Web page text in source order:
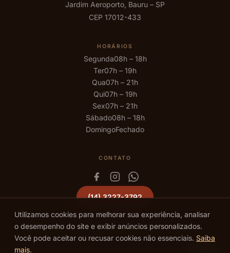
Jardim Aeroporto, Bauru – SP
CEP 17012-433
HORÁRIOS
Segunda08h – 18h
Ter07h – 19h
Qua07h – 21h
Qui07h – 19h
Sex07h – 21h
Sábado08h – 18h
DomingoFechado
CONTATO
(14) 3227-3792
Utilizamos cookies para melhorar sua experiência, analisar
o desempenho do site e exibir anúncios personalizados.
Você pode aceitar ou recusar cookies não essenciais. Saiba
mais.